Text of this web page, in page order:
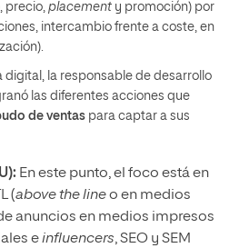
precio, placement y promoción) por
intercambio frente a coste, en
digital, la responsable de desarrollo
las diferentes acciones que
de ventas para captar a sus
En este punto, el foco está en
(above the lineo en medios
anuncios en medios impresos
einfluencers, SEO y SEM